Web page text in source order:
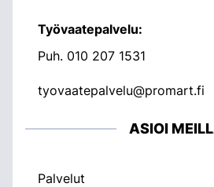
Työvaatepalvelu:
Puh. 010 207 1531
tyovaatepalvelu@promart.fi
ASIOI
Palvelut